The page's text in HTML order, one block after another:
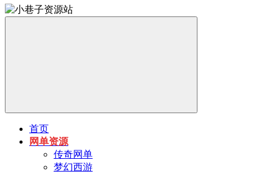
首页
网单资源
传奇网单
梦幻西游